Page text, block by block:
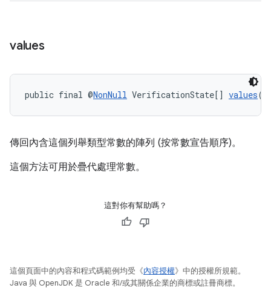
values
public final @NonNull VerificationState[] values()
傳回內含這個列舉類型常數的陣列 (按常數宣告順序)。
這個方法可用於疊代處理常數。
這對你有幫助嗎？
這個頁面中的內容和程式碼範例均受《內容授權》中的授權所規範。
Java 與 OpenJDK 是 Oracle 和/或其關係企業的商標或註冊商標。